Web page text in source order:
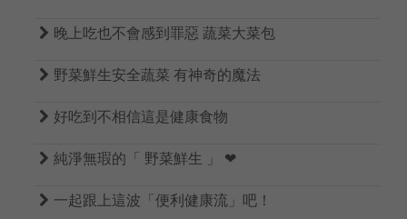
 晚上吃也不會感到罪惡 蔬菜大菜包
 野菜鮮生安全蔬菜 有神奇的魔法
 好吃到不相信這是健康食物
 純淨無瑕的「 野菜鮮生 」 ❤
 一起跟上這波「便利健康流」吧！